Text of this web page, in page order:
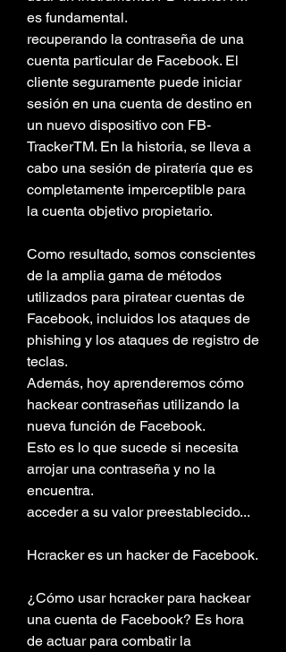
es fundamental.
recuperando la contraseña de una
cuenta particular de Facebook. El
cliente seguramente puede iniciar
sesión en una cuenta de destino en
un nuevo dispositivo con FB-
TrackerTM. En la historia, se lleva a
cabo una sesión de piratería que es
completamente imperceptible para
la cuenta objetivo propietario.
Como resultado, somos conscientes
de la amplia gama de métodos
utilizados para piratear cuentas de
Facebook, incluidos los ataques de
phishing y los ataques de registro de
teclas.
Además, hoy aprenderemos cómo
hackear contraseñas utilizando la
nueva función de Facebook.
Esto es lo que sucede si necesita
arrojar una contraseña y no la
encuentra.
acceder a su valor preestablecido...
Hcracker es un hacker de Facebook.
¿Cómo usar hcracker para hackear
una cuenta de Facebook? Es hora
de actuar para combatir la